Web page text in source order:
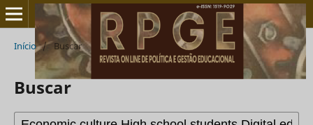
Início / Buscar
Buscar